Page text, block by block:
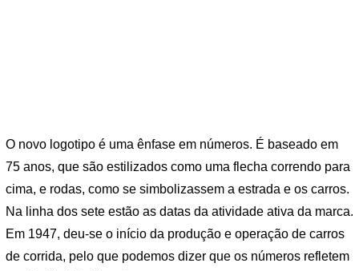
O novo logotipo é uma ênfase em números. É baseado em
75 anos, que são estilizados como uma flecha correndo para
cima, e rodas, como se simbolizassem a estrada e os carros.
Na linha dos sete estão as datas da atividade ativa da marca.
Em 1947, deu-se o início da produção e operação de carros
de corrida, pelo que podemos dizer que os números refletem